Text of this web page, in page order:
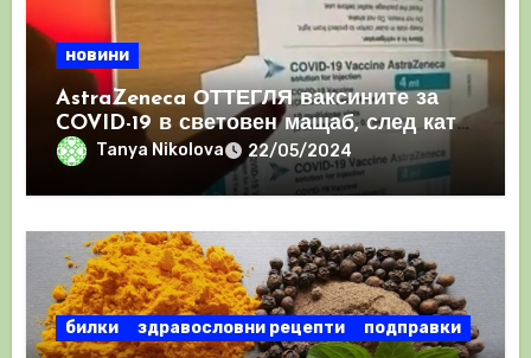
новини
AstraZeneca ОТТЕГЛЯ ваксините за
COVID-19 в световен мащаб, след като
призна, че те причиняват КРЪВНИ
съсиреци
Tanya Nikolova 22/05/2024
билки здравословни рецепти подправки